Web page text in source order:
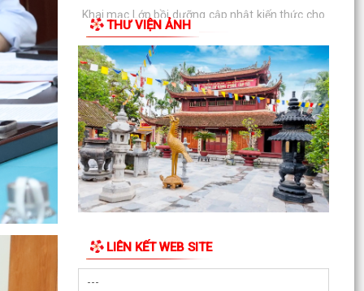
31/7/2026
Thanh Hà tổ chức Lễ thắp nến tri ân các Anh
hùng Liệt sĩ.
Ủy ban MTTQ Việt Nam xã Thanh Hà trao tặng
di ảnh phục dựng và quà tri ân các gia đình liệt sĩ
Ban Công tác 35 Đảng ủy xã sơ kết công tác 6
tháng đầu năm 2026
Thanh Hà gặp mặt cán bộ, công chức là con
Xã Thanh Hà đẩy mạnh CCHC gắn với chuyển
đổi số, nâng cao chất lượng phục vụ nhân dân
THƯ VIỆN ẢNH
LIÊN KẾT WEB SITE